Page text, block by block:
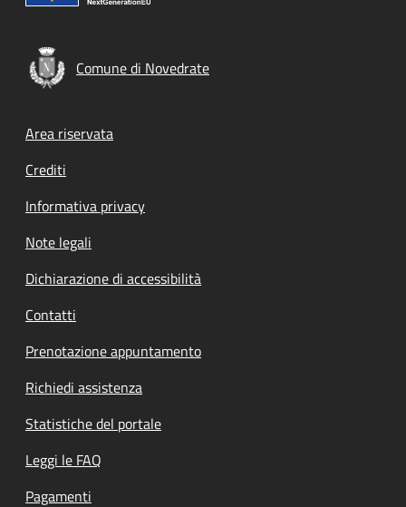
Comune di Novedrate
Footer menu
Area riservata
Crediti
Informativa privacy
Note legali
Dichiarazione di accessibilità
Contatti
Prenotazione appuntamento
Richiedi assistenza
Statistiche del portale
Leggi le FAQ
Pagamenti